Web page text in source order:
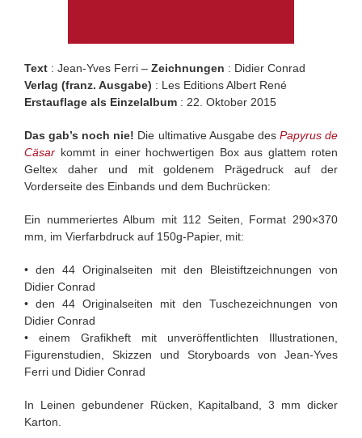
Text : Jean-Yves Ferri – Zeichnungen : Didier Conrad
Verlag (franz. Ausgabe) : Les Editions Albert René
Erstauflage als Einzelalbum : 22. Oktober 2015
Das gab’s noch nie! Die ultimative Ausgabe des Papyrus de
Cäsar kommt in einer hochwertigen Box aus glattem roten
Geltex daher und mit goldenem Prägedruck auf der
Vorderseite des Einbands und dem Buchrücken:
Ein nummeriertes Album mit 112 Seiten, Format 290×370
mm, im Vierfarbdruck auf 150g-Papier, mit:
• den 44 Originalseiten mit den Bleistiftzeichnungen von
Didier Conrad
• den 44 Originalseiten mit den Tuschezeichnungen von
Didier Conrad
• einem Grafikheft mit unveröffentlichten Illustrationen,
Figurenstudien, Skizzen und Storyboards von Jean-Yves
Ferri und Didier Conrad
In Leinen gebundener Rücken, Kapitalband, 3 mm dicker
Karton.